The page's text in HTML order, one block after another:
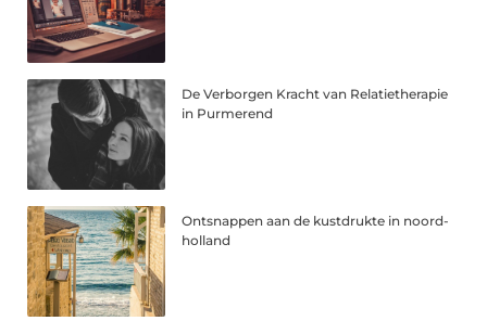
De Verborgen Kracht van Relatietherapie
in Purmerend
Ontsnappen aan de kustdrukte in noord-
holland